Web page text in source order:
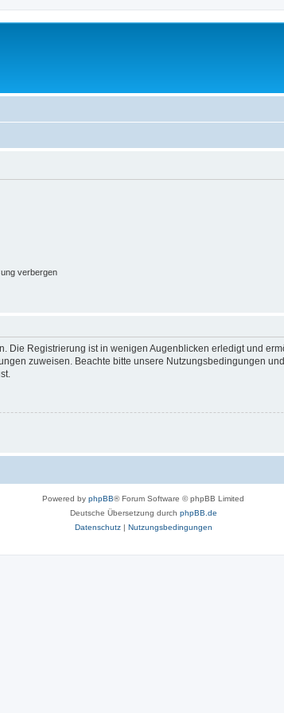
verbergen
Die Registrierung ist in wenigen Augenblicken erledigt und
zuweisen. Beachte bitte unsere Nutzungsbedingungen
Powered by phpBB® Forum Software © phpBB Limited
Deutsche Übersetzung durch phpBB.de
Datenschutz| Nutzungsbedingungen